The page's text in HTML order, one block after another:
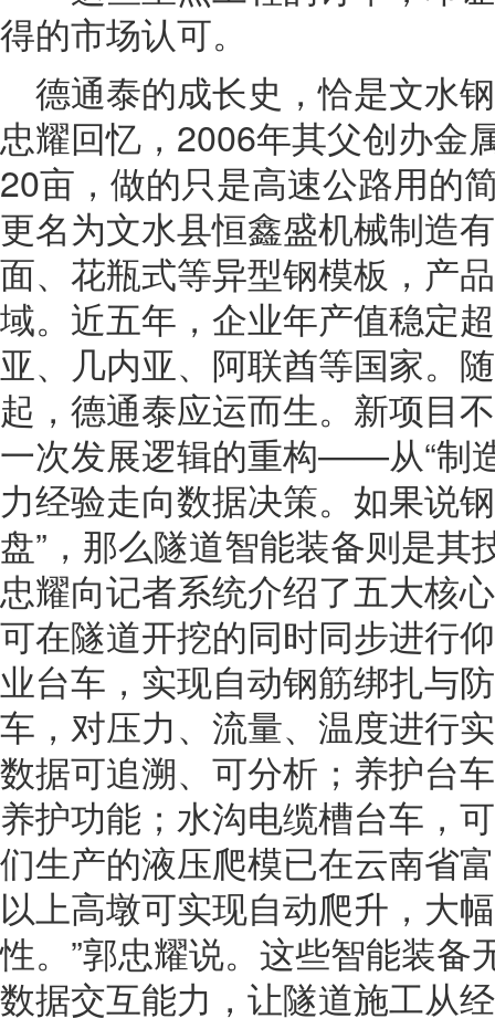
得的市场认可。
德通泰的成长史，恰是文水
忠耀回忆，2006年其父创办金
20亩，做的只是高速公路用的
更名为文水县恒鑫盛机械制造
面、花瓶式等异型钢模板，产
域。近五年，企业年产值稳定
亚、几内亚、阿联酋等国家。
起，德通泰应运而生。新项目
一次发展逻辑的重构——从“制
力经验走向数据决策。如果说
盘”，那么隧道智能装备则是其
忠耀向记者系统介绍了五大核
可在隧道开挖的同时同步进行
业台车，实现自动钢筋绑扎与
车，对压力、流量、温度进行
数据可追溯、可分析；养护台
养护功能；水沟电缆槽台车，
们生产的液压爬模已在云南省
以上高墩可实现自动爬升，大
性。”郭忠耀说。这些智能装备
数据交互能力，让隧道施工从